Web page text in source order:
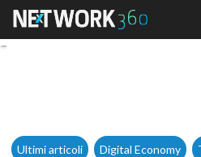
Cloud,
Ultimi articoli Digital Economy